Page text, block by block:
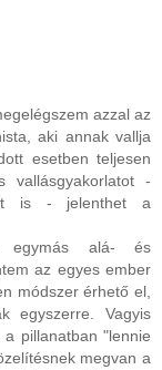
azzal az
aki annak vallja
esetben teljesen
vallásgyakorlatot -
is - jelenthet a
egymás alá- és
az egyes ember
módszer érhető el,
egyszerre. Vagyis
pillanatban "lennie
megvan a